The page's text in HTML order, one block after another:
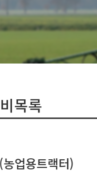
목록
업용트랙터)